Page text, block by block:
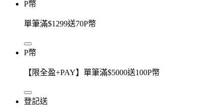
P幣
單筆滿$1299送70P幣
P幣
【限全盈+PAY】單筆滿$5000送100P幣
登記送